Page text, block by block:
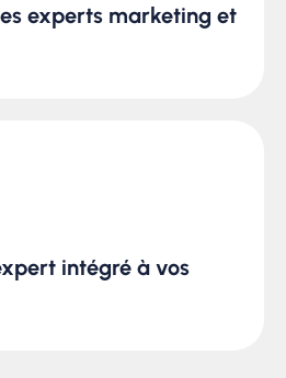
experts marketing et
intégré à vos